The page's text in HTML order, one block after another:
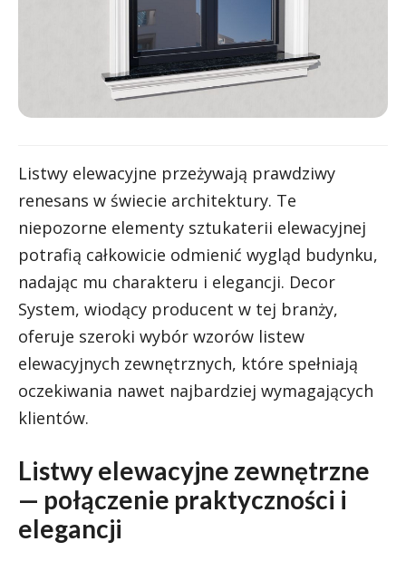
Listwy elewacyjne przeżywają prawdziwy
renesans w świecie architektury. Te
niepozorne elementy sztukaterii elewacyjnej
potrafią całkowicie odmienić wygląd budynku,
nadając mu charakteru i elegancji. Decor
System, wiodący producent w tej branży,
oferuje szeroki wybór wzorów listew
elewacyjnych zewnętrznych, które spełniają
oczekiwania nawet najbardziej wymagających
klientów.
Listwy elewacyjne zewnętrzne
— połączenie praktyczności i
elegancji